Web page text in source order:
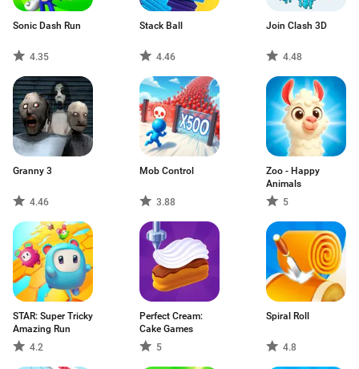
Sonic Dash Run
4.35
Stack Ball
4.46
Join Clash 3D
4.48
Granny 3
4.46
Mob Control
3.88
Zoo - Happy
Animals
5
STAR: Super Tricky
Amazing Run
4.2
Perfect Cream:
Cake Games
5
Spiral Roll
4.8